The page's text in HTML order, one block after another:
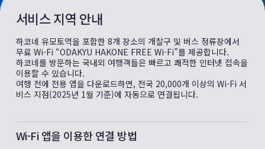
서비스 지역 안내
하코네 유모토역을 포함한 8개 장소의 개찰구 및 버스 정류장에서
무료 Wi-Fi “ODAKYU HAKONE FREE Wi-Fi”를 제공합니다.
하코네를 방문하는 국내외 여행객들은 빠르고 쾌적한 인터넷 접속을
이용할 수 있습니다.
여행 전에 전용 앱을 다운로드하면, 전국 20,000개 이상의 Wi-Fi 서
비스 지점(2025년 1월 기준)에 자동으로 연결됩니다.
Wi-Fi 앱을 이용한 연결 방법